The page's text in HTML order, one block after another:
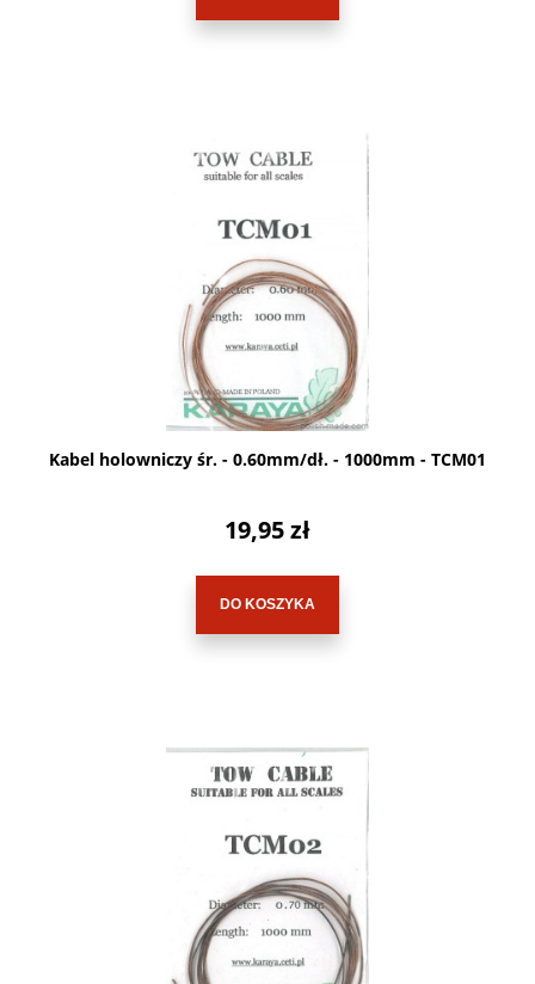
Kabel holowniczy śr. - 0.60mm/dł. - 1000mm - TCM01
19,95 zł
DO KOSZYKA